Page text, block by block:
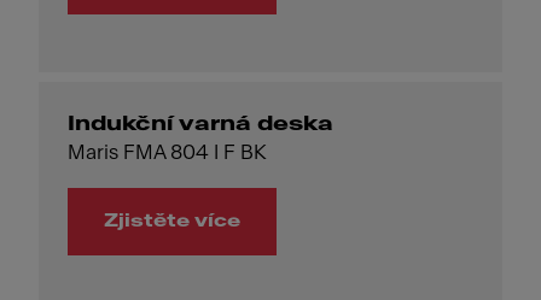
Indukční varná deska
Maris FMA 804 I F BK
Zjistěte více